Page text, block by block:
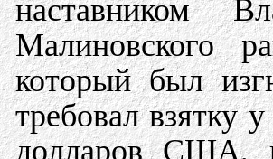
наставником
Малиновского
который был
требовал взятку
долларов США,